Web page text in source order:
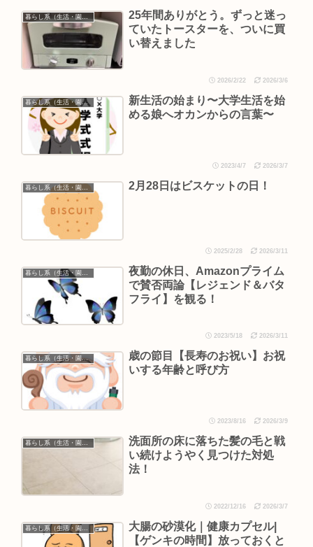
暮らし系（生活・園芸など）
25年間ありがとう。ずっと迷っ
ていたトースターを、ついに買
い替えました
2026/2/22 2026/3/6
暮らし系（生活・園芸など）
新生活の始まり〜大学生活を始
める娘へオカンからの言葉〜
2023/4/7 2026/3/7
2月28日はビスケットの日！
2025/2/28 2026/3/11
夜勤の休日、Amazonプライム
で賛否両論【レジェンド＆バタ
フライ】を観る！
2023/5/18 2026/3/11
暮らし系（生活・園芸など）
歳の節目【長寿のお祝い】お祝
いする年齢と呼び方
2023/8/16 2026/3/9
暮らし系（生活・園芸など）
洗面所の床に落ちた髪の毛と戦
い続けようやく見つけた対処
法！
2022/12/16 2026/3/7
暮らし系（生活・園芸など）
大腸の砂漠化｜健康カプセル|
【ゲンキの時間】放っておくと